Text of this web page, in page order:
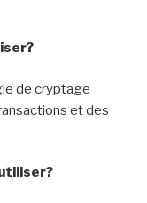
de cryptage
et des